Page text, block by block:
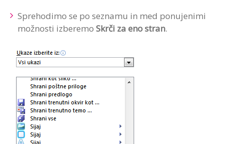
Sprehodimo se po seznamu in med ponujenimi
možnosti izberemo Skrči za eno stran.